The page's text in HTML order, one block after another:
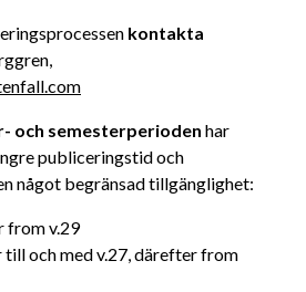
kontakta
och semesterperioden har
publiceringstid och
något begränsad tillgänglighet:
from v.29
till och med v.27, därefter from